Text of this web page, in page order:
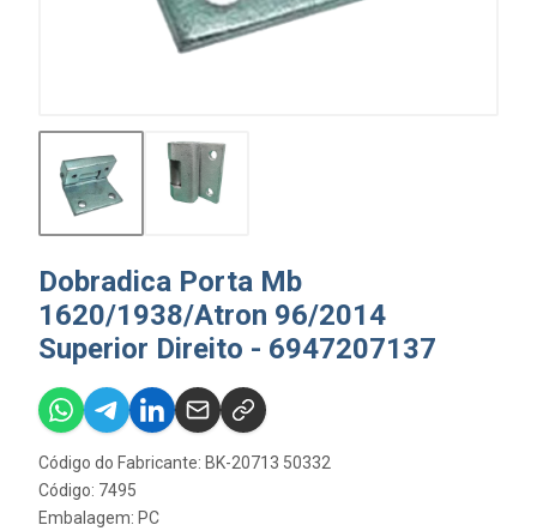
Dobradica Porta Mb
1620/1938/Atron 96/2014
Superior Direito - 6947207137
Código do Fabricante: BK-20713 50332
Código: 7495
Embalagem: PC